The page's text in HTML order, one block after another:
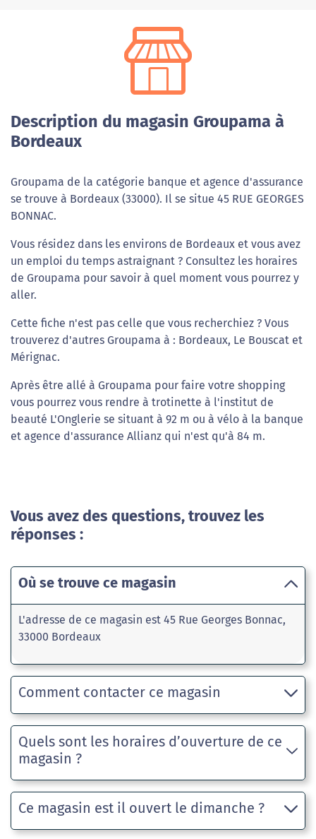
Description du magasin Groupama à
Bordeaux
Groupama de la catégorie banque et agence d'assurance
se trouve à Bordeaux (33000). Il se situe 45 RUE GEORGES
BONNAC.
Vous résidez dans les environs de Bordeaux et vous avez
un emploi du temps astraignant ? Consultez les horaires
de Groupama pour savoir à quel moment vous pourrez y
aller.
Cette fiche n'est pas celle que vous recherchiez ? Vous
trouverez d'autres Groupama à : Bordeaux, Le Bouscat et
Mérignac.
Après être allé à Groupama pour faire votre shopping
vous pourrez vous rendre à trotinette à l'institut de
beauté L'Onglerie se situant à 92 m ou à vélo à la banque
et agence d'assurance Allianz qui n'est qu'à 84 m.
Vous avez des questions, trouvez les
réponses :
Où se trouve ce magasin
L'adresse de ce magasin est 45 Rue Georges Bonnac,
33000 Bordeaux
Comment contacter ce magasin
Quels sont les horaires d’ouverture de ce
magasin ?
Ce magasin est il ouvert le dimanche ?